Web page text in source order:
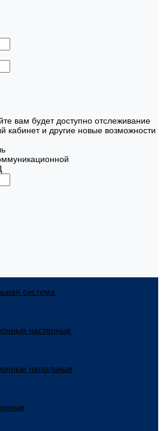
вам будет доступно отслеживание
кабинет и другие новые возможности
система
настенные
напольные